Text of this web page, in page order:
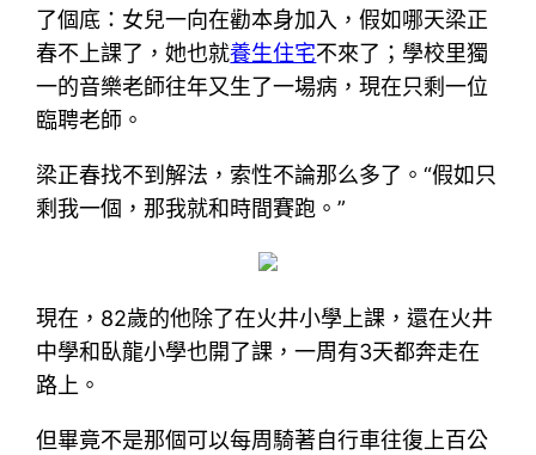
了個底：女兒一向在勸本身加入，假如哪天梁正
春不上課了，她也就養生住宅不來了；學校里獨
一的音樂老師往年又生了一場病，現在只剩一位
臨聘老師。
梁正春找不到解法，索性不論那么多了。“假如只
剩我一個，那我就和時間賽跑。”
現在，82歲的他除了在火井小學上課，還在火井
中學和臥龍小學也開了課，一周有3天都奔走在
路上。
但畢竟不是那個可以每周騎著自行車往復上百公